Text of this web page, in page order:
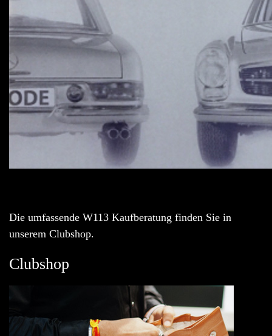
Die umfassende W113 Kaufberatung finden Sie in
unserem Clubshop.
Clubshop